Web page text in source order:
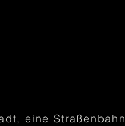
eine Straßenbahn